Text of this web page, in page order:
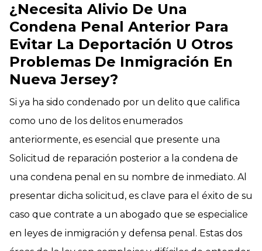
¿Necesita Alivio De Una
Condena Penal Anterior Para
Evitar La Deportación U Otros
Problemas De Inmigración En
Nueva Jersey?
Si ya ha sido condenado por un delito que califica
como uno de los delitos enumerados
anteriormente, es esencial que presente una
Solicitud de reparación posterior a la condena de
una condena penal en su nombre de inmediato. Al
presentar dicha solicitud, es clave para el éxito de su
caso que contrate a un abogado que se especialice
en leyes de inmigración y defensa penal. Estas dos